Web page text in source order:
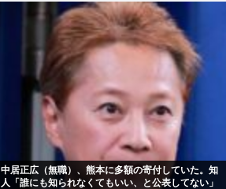
中居正広（無職）、熊本に多額の寄付していた。知
人「誰にも知られなくてもいい、と公表してない」